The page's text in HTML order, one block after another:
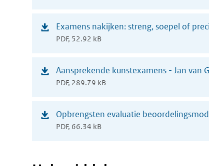
venster)
Examens nakijken: streng, soepel of
PDF, 52.92 kB
(opent
venster)
Aansprekende kunstexamens - Jan van
PDF, 289.79 kB
(opent
venster)
Opbrengsten evaluatie
PDF, 66.34 kB
(opent
venster)